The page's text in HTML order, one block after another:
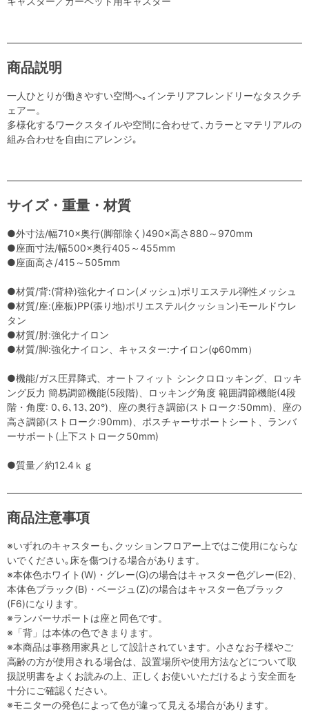
商品説明
一人ひとりが働きやすい空間へ｡インテリアフレンドリーなタスクチ
ェアー。
多様化するワークスタイルや空間に合わせて､カラーとマテリアルの
組み合わせを自由にアレンジ｡
サイズ・重量・材質
●外寸法/幅710×奥行(脚部除く)490×高さ880～970mm
●座面寸法/幅500×奥行405～455mm
●座面高さ/415～505mm
●材質/背:(背枠)強化ナイロン(メッシュ)ポリエステル弾性メッシュ
●材質/座:(座板)PP(張り地)ポリエステル(クッション)モールドウレ
タン
●材質/肘:強化ナイロン
●材質/脚:強化ナイロン、キャスター:ナイロン(φ60mm）
●機能/ガス圧昇降式、オートフィット シンクロロッキング、ロッキ
ング反力 簡易調節機能(5段階)、ロッキング角度 範囲調節機能(4段
階・角度: 0､6､13､20°)、座の奥行き調節(ストローク:50mm)、座の
高さ調節(ストローク:90mm)、ポスチャーサポートシート、ランバ
ーサポート(上下ストローク50mm)
●質量／約12.4ｋｇ
商品注意事項
※いずれのキャスターも､クッションフロアー上ではご使用にならな
いでください｡床を傷つける場合があります。
※本体色ホワイト(W)・グレー(G)の場合はキャスター色グレー(E2)、
本体色ブラック(B)・ベージュ(Z)の場合はキャスター色ブラック
(F6)になります。
※ランバーサポートは座と同色です。
※「背」は本体の色できまります。
※本商品は事務用家具として設計されています。小さなお子様やご
高齢の方が使用される場合は、設置場所や使用方法などについて取
扱説明書をよくお読みの上、正しくお使いいただけるよう安全面を
十分にご確認ください。
※モニターの発色によって色が違って見える場合があります。